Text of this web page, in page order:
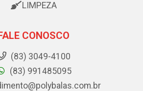
LIMPEZA
CONOSCO
(83) 3049-4100
(83) 991485095